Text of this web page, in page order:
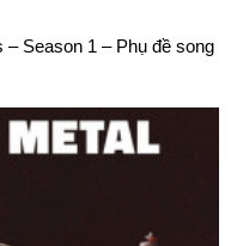
Season 1 – Phụ đề song